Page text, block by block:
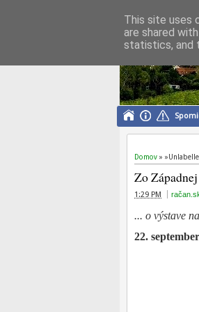
Domov »
Zo
1:29 PM
... o výstave
22.
This site uses
are shared
statistics, and